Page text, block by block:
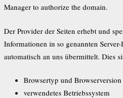
Manager to authorize the domain.
Der Provider der Seiten erhebt und
Informationen in so genannten
automatisch an uns übermittelt. Dies
Browsertyp und Browserversion
verwendetes Betriebssystem